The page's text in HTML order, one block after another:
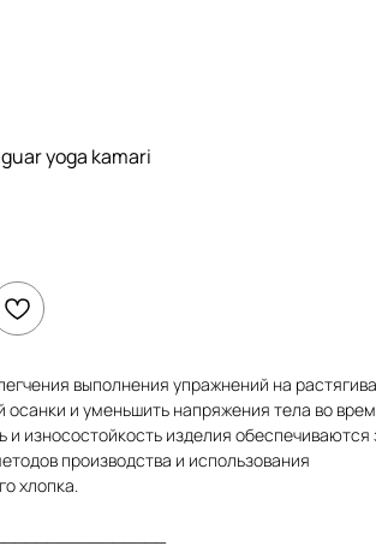
yoga kamari
выполнения упражнений на
осанки и уменьшить напряжения тела во
и износостойкость изделия обеспечиваются
производства и использования
хлопка.